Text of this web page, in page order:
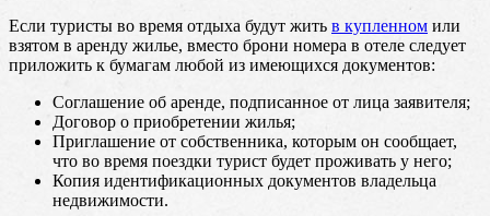
Если туристы во время отдыха будут жить в купленном или
взятом в аренду жилье, вместо брони номера в отеле следует
приложить к бумагам любой из имеющихся документов:
Соглашение об аренде, подписанное от лица заявителя;
Договор о приобретении жилья;
Приглашение от собственника, которым он сообщает,
что во время поездки турист будет проживать у него;
Копия идентификационных документов владельца
недвижимости.